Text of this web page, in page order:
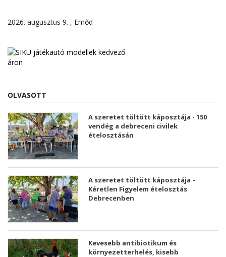
2026. augusztus 9. , Emőd
OLVASOTT
A szeretet töltött káposztája - 150
vendég a debreceni civilek
ételosztásán
A szeretet töltött káposztája –
Kéretlen Figyelem ételosztás
Debrecenben
Kevesebb antibiotikum és
környezetterhelés, kisebb